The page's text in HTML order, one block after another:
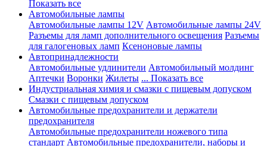
Показать все
Автомобильные лампы
Автомобильные лампы 12V Автомобильные лампы 24V
Разъемы для ламп дополнительного освещения Разъемы
для галогеновых ламп Ксеноновые лампы
Автопринадлежности
Автомобильные удлинители Автомобильный молдинг
Аптечки Воронки Жилеты ... Показать все
Индустриальная химия и смазки с пищевым допуском
Смазки с пищевым допуском
Автомобильные предохранители и держатели
предохранителя
Автомобильные предохранители ножевого типа
стандарт Автомобильные предохранители, наборы и